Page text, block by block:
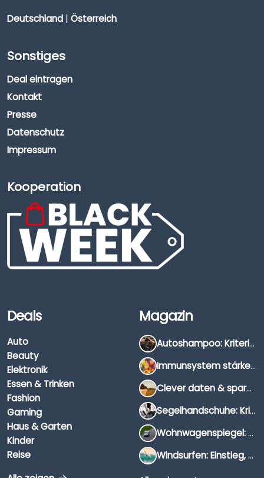
Deutschland | Österreich
Sonstiges
Deal eintragen
Kontakt
Presse
Datenschutz
Impressum
Kooperation
Deals
Auto
Beauty
Elektronik
Essen & Trinken
Fashion
Gaming
Haus & Garten
Kinder
Reise
Magazin
Autoshampoo: Kriterien, Unterschiede & Anwendung
Immunsystem stärken: Hausmittel, Vitamine & Wissenswertes
Clever daten & sparen: So findest du die besten Deals für Dates und Unternehmungen
Segelhandschuhe: Kriterien, Materialien & Tipps
Wohnwagenspiegel: Auswahl, Preise & Montage
Windsurfen: Einstieg, Ausrüstung & Tipps